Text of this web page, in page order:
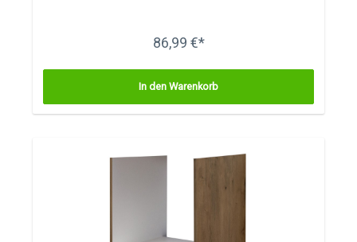
86,99 €*
In den Warenkorb